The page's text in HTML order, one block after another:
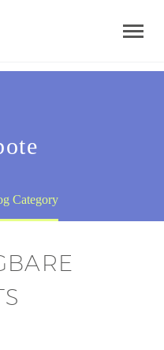
Category